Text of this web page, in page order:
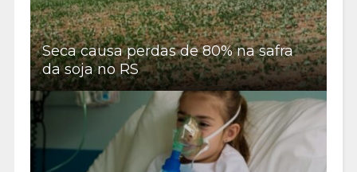
Seca causa perdas de 80% na safra
da soja no RS